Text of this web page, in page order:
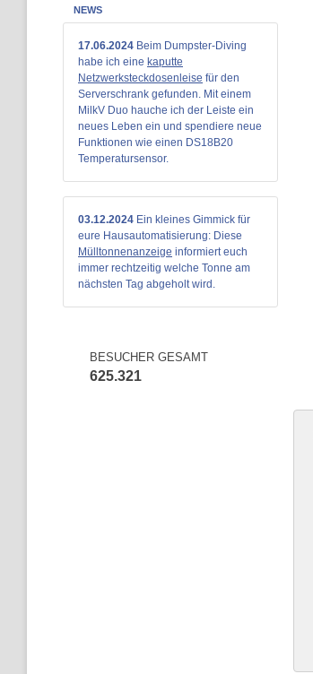
NEWS
17.06.2024 Beim Dumpster-Diving
habe ich eine kaputte
Netzwerksteckdosenleise für den
Serverschrank gefunden. Mit einem
MilkV Duo hauche ich der Leiste ein
neues Leben ein und spendiere neue
Funktionen wie einen DS18B20
Temperatursensor.
03.12.2024 Ein kleines Gimmick für
eure Hausautomatisierung: Diese
Mülltonnenanzeige informiert euch
immer rechtzeitig welche Tonne am
nächsten Tag abgeholt wird.
BESUCHER GESAMT
625.321